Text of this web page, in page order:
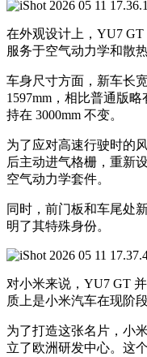
在外观设计上，YU7
服务于空气动力学和散
车身尺寸方面，新车长宽
1597mm，相比普通版
持在 3000mm 不变。
为了应对高速行驶时的
后主动进气格栅，重新
空气动力学套件。
同时，前门板和车尾处
明了其特殊身份。
对小米来说，YU7 GT
质上是小米汽车在现阶
为了打造这张名片，小
立了欧洲研发中心。这